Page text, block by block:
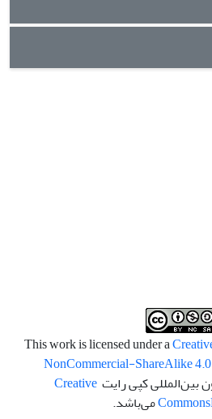
NonCommercial-ShareAlike
بین‌المللی کپی رایتCreative
Commonsمی‌باشد.